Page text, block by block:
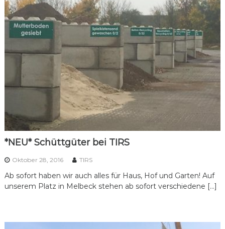
*NEU* Schüttgüter bei TIRS
Oktober 28, 2016 TIRS
Ab sofort haben wir auch alles für Haus, Hof und Garten! Auf
unserem Platz in Melbeck stehen ab sofort verschiedene […]